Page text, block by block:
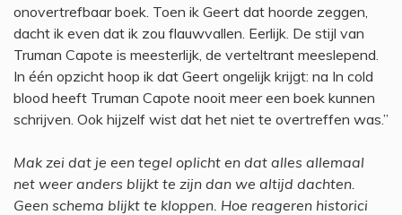
onovertrefbaar boek. Toen ik Geert dat hoorde zeggen,
dacht ik even dat ik zou flauwvallen. Eerlijk. De stijl van
Truman Capote is meesterlijk, de verteltrant meeslepend.
In één opzicht hoop ik dat Geert ongelijk krijgt: na In cold
blood heeft Truman Capote nooit meer een boek kunnen
schrijven. Ook hijzelf wist dat het niet te overtreffen was.”
Mak zei dat je een tegel oplicht en dat alles allemaal
net weer anders blijkt te zijn dan we altijd dachten.
Geen schema blijkt te kloppen. Hoe reageren historici